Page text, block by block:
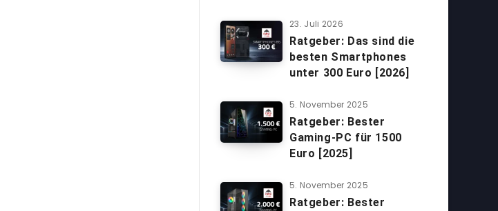
23. Juli 2026
Ratgeber: Das sind die
besten Smartphones
unter 300 Euro [2026]
5. November 2025
Ratgeber: Bester
Gaming-PC für 1500
Euro [2025]
5. November 2025
Ratgeber: Bester